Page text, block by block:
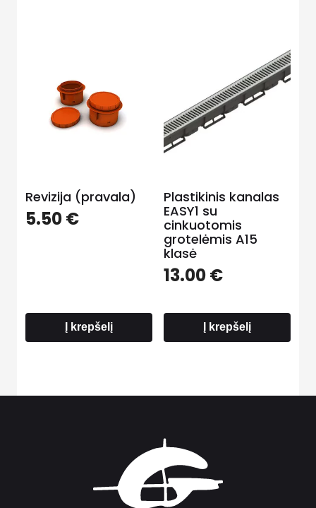
Revizija (pravala)
5.50€
Į krepšelį
Plastikinis kanalas
EASY1 su
cinkuotomis
grotelėmis A15
klasė
13.00€
Į krepšelį